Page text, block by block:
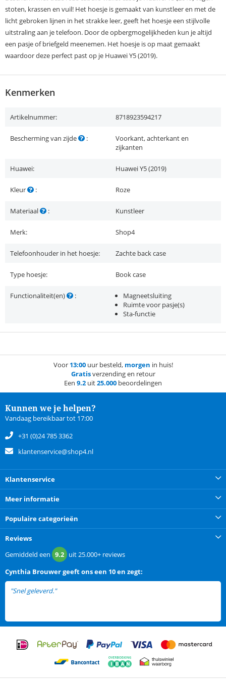
stoten, krassen en vuil! Het hoesje is gemaakt van kunstleer en met de
licht gebroken lijnen in het strakke leer, geeft het hoesje een stijlvolle
uitstraling aan je telefoon. Door de opbergmogelijkheden kun je altijd
een pasje of briefgeld meenemen. Het hoesje is op maat gemaakt
waardoor deze perfect past op je Huawei Y5 (2019).
Kenmerken
Artikelnummer: 8718923594217
Bescherming van zijde :
Voorkant, achterkant en
zijkanten
Huawei: Huawei Y5 (2019)
Kleur : Roze
Materiaal : Kunstleer
Merk: Shop4
Telefoonhouder in het hoesje: Zachte back case
Type hoesje: Book case
Functionaliteit(en) :
Magneetsluiting
Ruimte voor pasje(s)
Sta-functie
Voor 13:00uur besteld, morgen in huis!
Gratisverzending en retour
Een 9.2 uit25.000 beoordelingen
Kunnen we je helpen?
Vandaag bereikbaar tot 17:00
+31 (0)24 785 3362
klantenservice@shop4.nl
Klantenservice
Meer informatie
Populaire categorieën
Reviews
Gemiddeld een 9.2 uit25.000+ reviews
Cynthia Brouwergeeft ons een 10 en zegt:
"Snel geleverd."